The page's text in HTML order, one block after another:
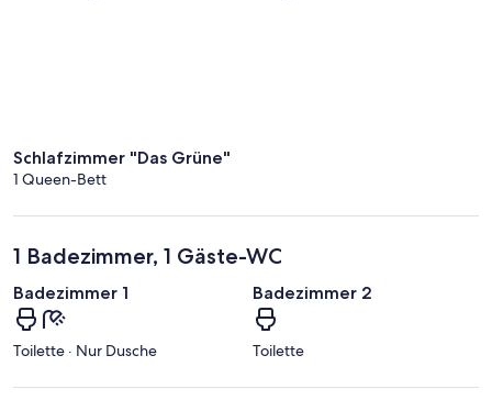
Schlafzimmer "Das Grüne"
1 Queen-Bett
1 Badezimmer, 1 Gäste-WC
Badezimmer 1
Toilette · Nur Dusche
Badezimmer 2
Toilette